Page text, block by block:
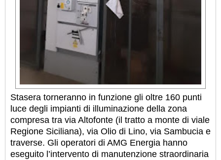
Stasera torneranno in funzione gli oltre 160 punti
luce degli impianti di illuminazione della zona
compresa tra via Altofonte (il tratto a monte di viale
Regione Siciliana), via Olio di Lino, via Sambucia e
traverse. Gli operatori di AMG Energia hanno
eseguito l’intervento di manutenzione straordinaria